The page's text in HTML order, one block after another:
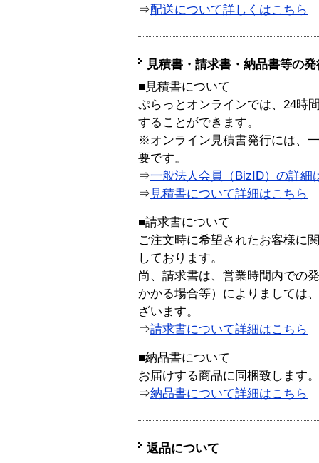
⇒配送について詳しくはこちら
見積書・請求書・納品書等の
■見積書について
ぷらっとオンラインでは、24時
することができます。
※オンライン見積書発行には、
要です。
⇒一般法人会員（BizID）の詳細
⇒ 見積書について詳細はこちら
■請求書について
ご注文時に希望されたお客様に
しております。
尚、請求書は、営業時間内での
かかる場合等）によりましては
ざいます。
⇒請求書について詳細はこちら
■納品書について
お届けする商品に同梱致します。
⇒納品書について詳細はこちら
返品について